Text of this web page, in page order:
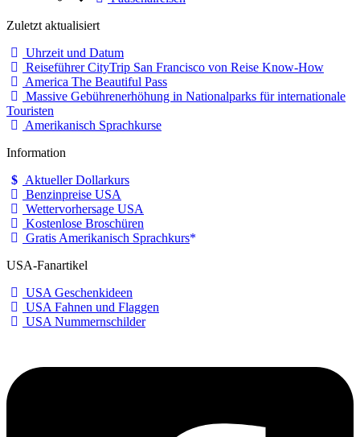
Zuletzt aktualisiert
Uhrzeit und Datum
Reiseführer CityTrip San Francisco von Reise Know-How
America The Beautiful Pass
Massive Gebührenerhöhung in Nationalparks für internationale
Touristen
Amerikanisch Sprachkurse
Information
Aktueller Dollarkurs
Benzinpreise USA
Wettervorhersage USA
Kostenlose Broschüren
Gratis Amerikanisch Sprachkurs
USA-Fanartikel
USA Geschenkideen
USA Fahnen und Flaggen
USA Nummernschilder